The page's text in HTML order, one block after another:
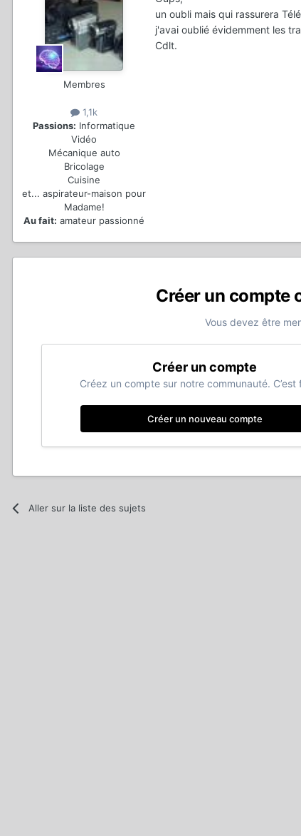
Membres
1,1k
Passions: Informatique
Vidéo
Mécanique auto
Bricolage
Cuisine
et... aspirateur-maison pour
Madame!
Au fait: amateur passionné
un oubli mais qui rassurera
j'avai oublié évidemment les
Cdlt.
Créer un compte
Vous devez être
Créer un compte
Créez un compte sur notre communauté. C’est
Créer un nouveau compte
Aller sur la liste des sujets